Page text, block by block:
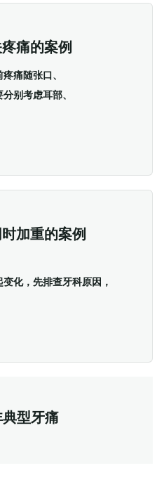
痛的案例
痛随张口、
别考虑耳部、
加重的案例
化，先排查牙科原因，
型牙痛